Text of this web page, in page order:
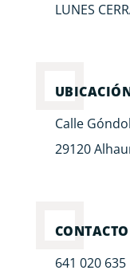
LUNES
Calle
29120
CONTACTO
641 020 635